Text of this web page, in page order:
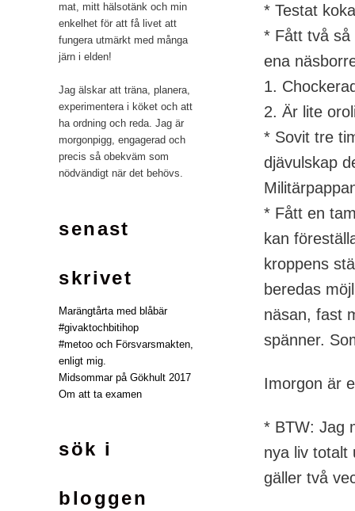
* Testat
* Fått två så
ena
1.
2. Är lite
* Sovit tre
djävulskap
* Fått en
kan
kroppens
beredas
näsan, fast
spänner.
Imorgon är
* BTW: Jag
nya liv totalt
gäller två
mat, mitt hälsotänk och min
enkelhet för att få livet att
fungera utmärkt med många
järn i elden!
Jag älskar att träna, planera,
experimentera i köket och att
ha ordning och reda. Jag är
morgonpigg, engagerad och
precis så obekväm som
nödvändigt när det behövs.
senast
skrivet
Marängtårta med blåbär
#givaktochbitihop
#metoo och Försvarsmakten,
enligt mig.
Midsommar på Gökhult 2017
Om att ta examen
sök i
bloggen